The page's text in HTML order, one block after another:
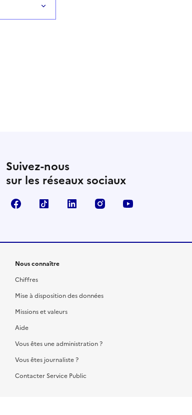
Suivez-nous
sur les réseaux sociaux
FacebookTikTok LinkedIn Instagram
Nous connaître
Chiffres
Mise à disposition des données
Missions et valeurs
Aide
Vous êtes une administration ?
Vous êtes journaliste ?
Contacter Service Public